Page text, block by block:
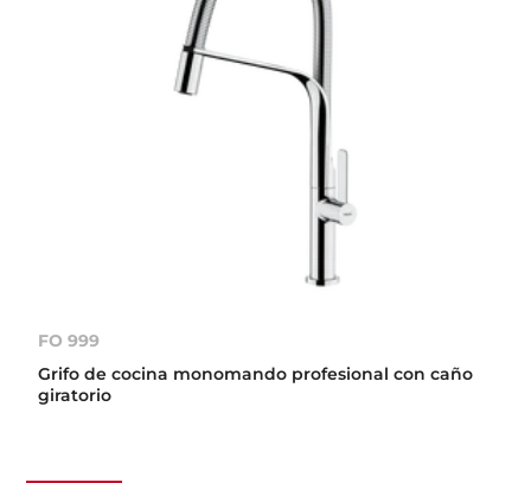
FO 999
Grifo de cocina monomando profesional con caño
giratorio